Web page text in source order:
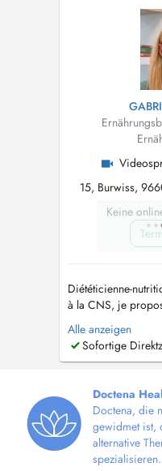
tout âges,
15, Burwiss,
Keine
Diététicienne-
à la CNS, je
nutritionnelles
Ville, Ettelbruck et
téléconsultation
tout âges,
Alle anzeigen
Sofortige
Doctena
Doctena, die
gewidmet ist,
alternative
spezialisieren.